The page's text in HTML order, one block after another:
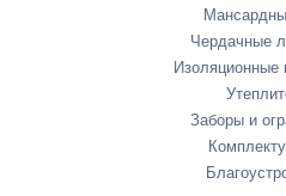
Чердачные
Изоляционные
Заборы и